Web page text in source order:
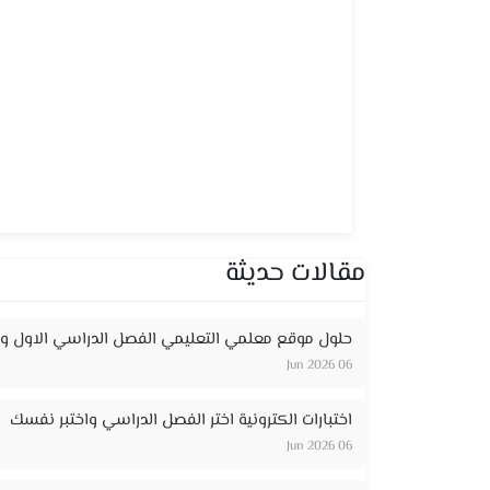
مقالات حديثة
حلول موقع معلمي التعليمي الفصل الدراسي الاول
06 Jun 2026
اختبارات الكترونية اختر الفصل الدراسي واختبر نفسك
06 Jun 2026